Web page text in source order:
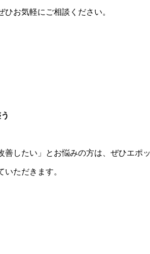
お気軽にご相談ください。
したい」とお悩みの方は、ぜひエポ
ただきます。